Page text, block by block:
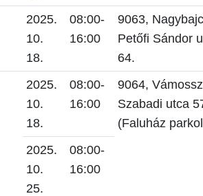
2025.
10.
18.
08:00-
16:00
9063,
Petőfi Sándor
64.
2025.
10.
18.
08:00-
16:00
9064,
Szabadi utca
(Faluház
2025.
10.
25.
08:00-
16:00